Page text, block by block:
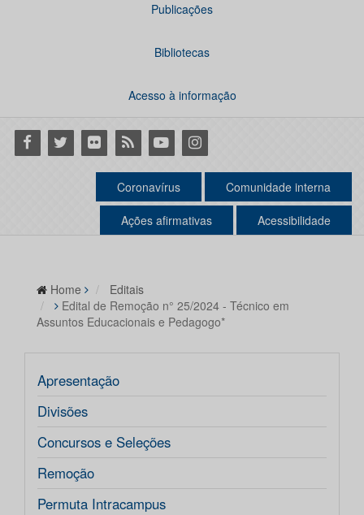
Publicações
Bibliotecas
Acesso à informação
Facebook
Twitter Flickr RSS YoutubeInstagram
Coronavírus Comunidade interna
Ações afirmativas Acessibilidade
Home
Editais
Edital de Remoção n° 25/2024 - Técnico em
Assuntos Educacionais e Pedagogo*
Apresentação
Divisões
Concursos e Seleções
Remoção
Permuta Intracampus